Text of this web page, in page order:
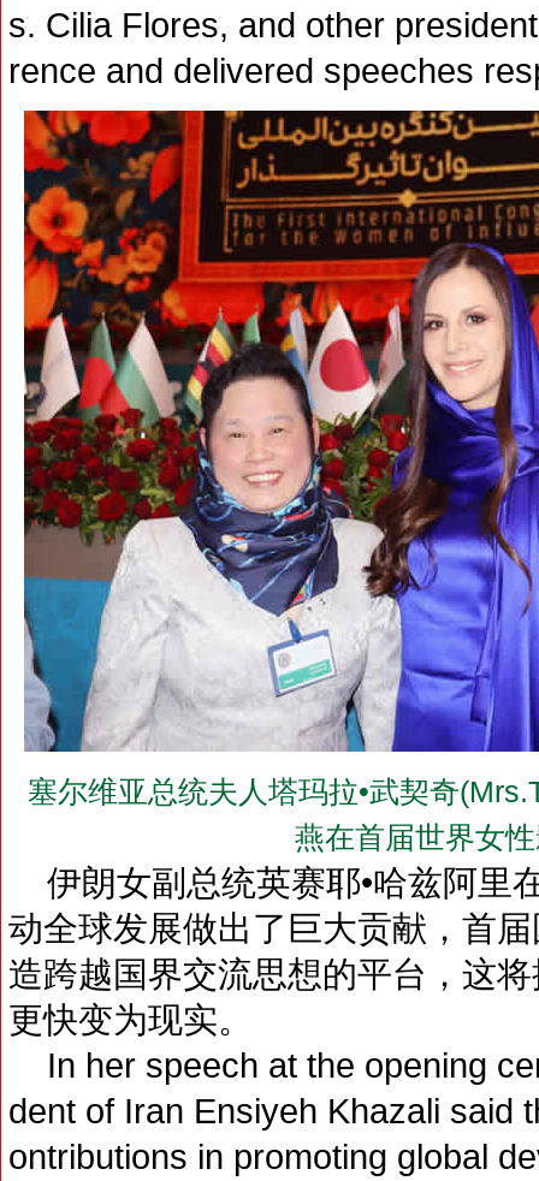
s. Cilia Flores, and other
rence and delivered speeches
塞尔维亚总统夫人塔玛拉•武契奇
燕在首届世界女
伊朗女副总统英赛耶•哈兹阿里
动全球发展做出了巨大贡献，首
造跨越国界交流思想的平台，这
更快变为现实。
In her speech at the opening
dent of Iran Ensiyeh Khazali said
ontributions in promoting global